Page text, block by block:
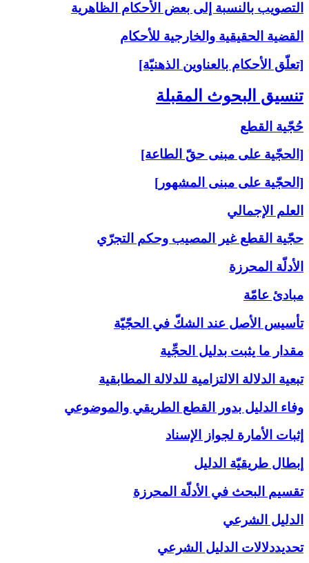
التصويب بالنسبة إلى‏ بعض الأحكام الظاهرية
القضية الحقيقية والخارجية للأحكام
[تعلّق الأحكام بالعناوين الذهنيّة]
تنسيق البحوث المقبلة
حُجّية القطع
[الحجّية على مبنى حقّ الطاعة]
[الحجّية على مبنى المشهور]
العلم الإجمالي
حجّية القطع غير المصيب وحكم التجرّي
الأدلّة المحرزة
مبادئ عامّة
تأسيس الأصل عند الشكّ في الحجّيّة
مقدار ما يثبت بدليل الحجِّية
تبعية الدلالة الالتزامية للدلالة المطابقية
وفاء الدليل بدور القطع الطريقي والموضوعي
إثبات الأمارة لجواز الإسناد
إبطال طريقيّة الدليل
تقسيم البحث في الأدلّة المحرزة
الدليل الشرعي‏
تحديددلالات الدليل الشرعي‏